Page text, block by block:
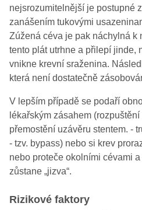
nejsrozumitelnější je postupné
zanášením tukovými
Zúžená céva je pak náchylná k
tento plát utrhne a přilepí jinde,
vnikne krevní sraženina.
která není dostatečně
V lepším případě se podaří
lékařským zásahem
přemostění uzávěru stentem. -
- tzv. bypass) nebo si krev
nebo proteče okolními cévami
zůstane „jizva“.
Rizikové faktory